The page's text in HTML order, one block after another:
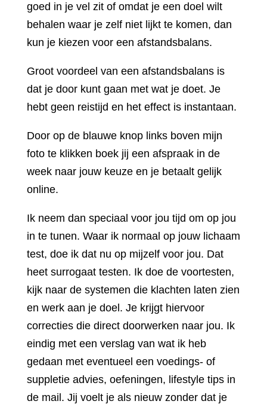
goed in je vel zit of omdat je een doel wilt
behalen waar je zelf niet lijkt te komen, dan
kun je kiezen voor een afstandsbalans.
Groot voordeel van een afstandsbalans is
dat je door kunt gaan met wat je doet. Je
hebt geen reistijd en het effect is instantaan.
Door op de blauwe knop links boven mijn
foto te klikken boek jij een afspraak in de
week naar jouw keuze en je betaalt gelijk
online.
Ik neem dan speciaal voor jou tijd om op jou
in te tunen. Waar ik normaal op jouw lichaam
test, doe ik dat nu op mijzelf voor jou. Dat
heet surrogaat testen. Ik doe de voortesten,
kijk naar de systemen die klachten laten zien
en werk aan je doel. Je krijgt hiervoor
correcties die direct doorwerken naar jou. Ik
eindig met een verslag van wat ik heb
gedaan met eventueel een voedings- of
suppletie advies, oefeningen, lifestyle tips in
de mail. Jij voelt je als nieuw zonder dat je